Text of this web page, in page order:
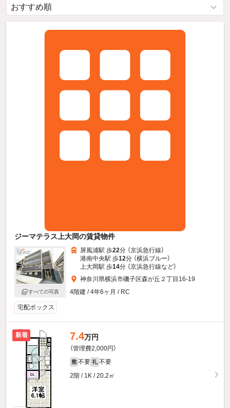
ジーマテラス上大岡の賃貸物件
すべての写真
屏風浦駅 歩22分 （京浜急行線）
港南中央駅 歩12分 （横浜ブルー）
上大岡駅 歩14分 （京浜急行線など）
神奈川県横浜市磯子区森が丘２丁目16-19
4階建 / 4年6ヶ月 / RC
宅配ボックス
新着 7.4万円
（管理費2,000円）
敷 不要 礼 不要
2階 / 1K / 20.2㎡